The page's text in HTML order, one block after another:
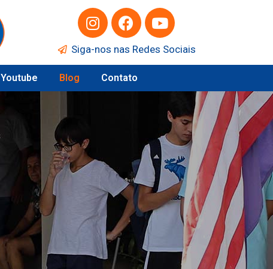
Siga-nos nas Redes Sociais
Youtube Blog Contato